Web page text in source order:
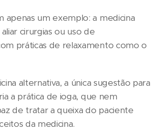
apenas um exemplo: a medicina
cirurgias ou uso de
práticas de relaxamento como o
alternativa, a única sugestão para
a prática de ioga, que nem
de tratar a queixa do paciente
da medicina.